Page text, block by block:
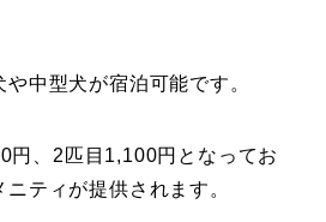
中型犬が宿泊可能です。
円、2匹目1,100円となってお
ティが提供されます。